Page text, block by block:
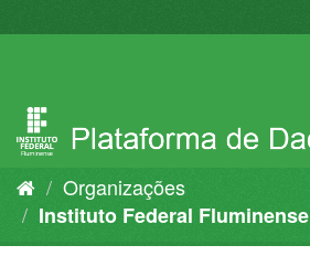
para
Organizações
Instituto Federal Fluminense